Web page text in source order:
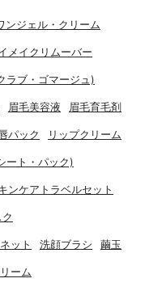
ンジェル・クリーム
メイクリムーバー
ラブ・ゴマージュ)
眉毛美容液 眉毛育毛剤
パック リップクリーム
ート・パック)
ンケアトラベルセット
ット 洗顔ブラシ 繭玉
ーム